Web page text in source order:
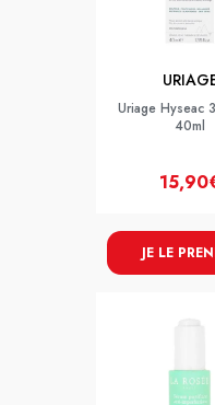
Uriage Hyseac
40ml
JE LE